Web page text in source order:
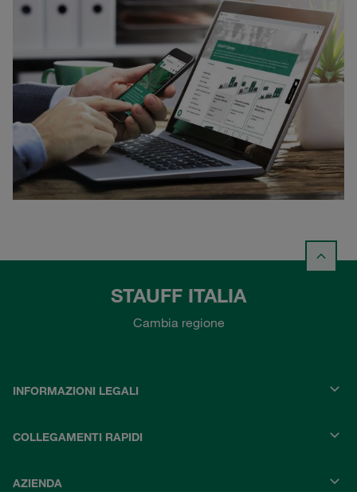
STAUFF ITALIA
Cambia regione
INFORMAZIONI LEGALI
COLLEGAMENTI RAPIDI
AZIENDA